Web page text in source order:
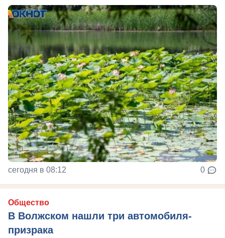
сегодня в 08:12 0
Общество
В Волжском нашли три автомобиля-
призрака